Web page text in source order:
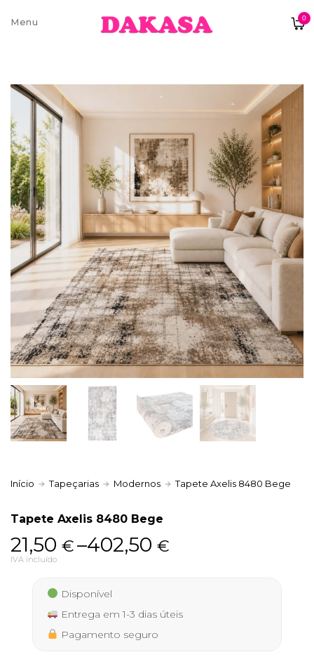
0
Sobre nós
Contatos e moradas
Pagamentos e Envios
Trocas e Devoluções
Termos e condições
Política de Privacidade
Início Tapeçarias Modernos Tapete Axelis 8480 Bege
Tapete Axelis 8480 Bege
21,50 €–402,50€
Price
range:
21,50 €
through
402,50 €
IVA incluído
Disponível
Entrega em 1-3 dias úteis
Pagamento seguro